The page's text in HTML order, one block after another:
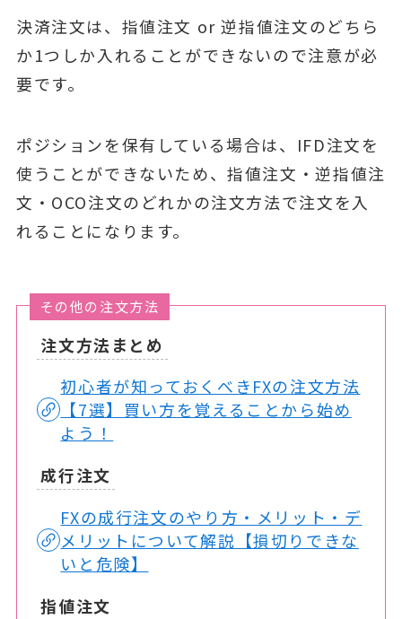
決済注文は、指値注文 or 逆指値注文のどちら
か1つしか入れることができないので注意が必
要です。
ポジションを保有している場合は、IFD注文を
使うことができないため、指値注文・逆指値注
文・OCO注文のどれかの注文方法で注文を入
れることになります。
その他の注文方法
注文方法まとめ
初心者が知っておくべきFXの注文方法
【7選】買い方を覚えることから始め
よう！
成行注文
FXの成行注文のやり方・メリット・デ
メリットについて解説【損切りできな
いと危険】
指値注文